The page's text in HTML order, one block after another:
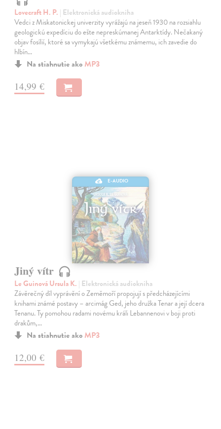
Lovecraft H. P. | Elektronická audiokniha
Vedci z Miskatonickej univerzity vyrážajú na jeseň 1930 na rozsiahlu
geologickú expedíciu do ešte nepreskúmanej Antarktídy. Nečakaný
objav fosílií, ktoré sa vymykajú všetkému známemu, ich zavedie do
hlbín…
Na stiahnutie ako MP3
14,99 €
E-AUDIO
Jiný vítr
Le Guinová Ursula K. | Elektronická audiokniha
Závěrečný díl vyprávění o Zeměmoří propojují s předcházejícími
knihami známé postavy – arcimág Ged, jeho družka Tenar a její dcera
Tenanu. Ty pomohou radami novému králi Lebannenovi v boji proti
drakům,…
Na stiahnutie ako MP3
12,00 €